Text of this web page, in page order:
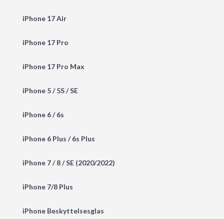
iPhone 17 Air
iPhone 17 Pro
iPhone 17 Pro Max
iPhone 5 / 5S / SE
iPhone 6 / 6s
iPhone 6 Plus / 6s Plus
iPhone 7 / 8 / SE (2020/2022)
iPhone 7/8 Plus
iPhone Beskyttelsesglas